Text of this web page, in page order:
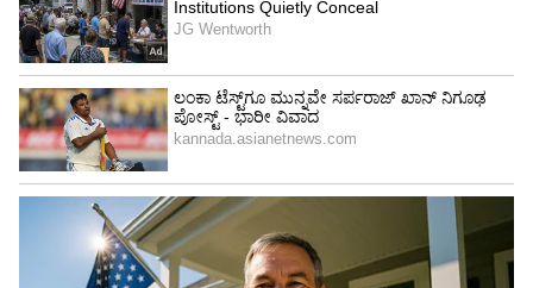
ಸಣ್ಣ ಕಣಗಳನ್ನು ಮತ್ತು ಕಲ್ಮಶಗಳನ್ನು ಹೀರಿಕೊಳ್ಳಲು
ಸಹಾಯ ಮಾಡುತ್ತದೆ. ಕೆಲವು ಸೆಕೆಂಡುಗಳ ನಂತರ ಬ್ರೆಡ್
ಅನ್ನು ಹೊರಗೆ ತೆಗೆಯಿರಿ. ಇದರಿಂದ ಎಣ್ಣೆ ಮೊದಲಿಗಿಂತ ಹೆಚ್ಚು
ಸ್ವಚ್ಛವಾಗಿ ಕಾಣಿಸಬಹುದು. ಎಣ್ಣೆ ತಣ್ಣಗಾದ ನಂತರ ಅದನ್ನು
ಸಣ್ಣ ರಂಧ್ರವಿರುವ ಚಹಾ ಸೋಸುವ ಜರಡಿ, ಮಸ್ಲಿನ್ ಬಟ್ಟೆ
(ಮೃದುವಾದ ಹತ್ತಿ ಬಟ್ಟೆ) ಅಥವಾ ಕಾಫಿ ಫಿಲ್ಟರ್
ಸಹಾಯದಿಂದ ಸೋಸಿಕೊಳ್ಳಬೇಕು. ಇದರಿಂದ ಎಣ್ಣೆಯಲ್ಲಿ
ಉಳಿದಿರುವ ಕಣಗಳು ಬೇರೆಯಾಗುತ್ತವೆ ಮತ್ತು ಎಣ್ಣೆ ಹೆಚ್ಚು